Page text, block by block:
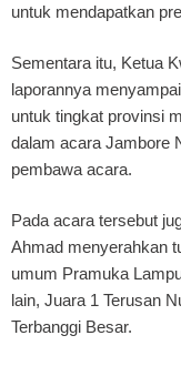
untuk mendapatkan
Sementara itu, Ketua
laporannya
untuk tingkat provinsi
dalam acara Jambore
pembawa acara.
Pada acara tersebut
Ahmad menyerahkan
umum Pramuka
lain, Juara 1 Terusan
Terbanggi Besar.